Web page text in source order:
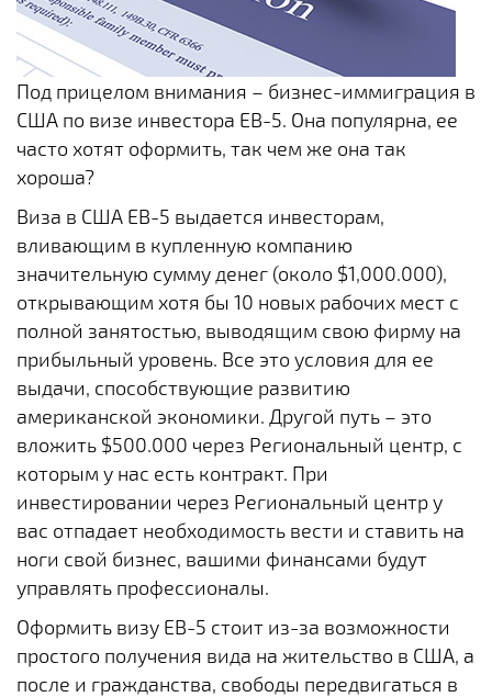
Под прицелом внимания – бизнес-иммиграция в
США по визе инвестора EB-5. Она популярна, ее
часто хотят оформить, так чем же она так
хороша?
Виза в США EB-5 выдается инвесторам,
вливающим в купленную компанию
значительную сумму денег (около $1,000.000),
открывающим хотя бы 10 новых рабочих мест с
полной занятостью, выводящим свою фирму на
прибыльный уровень. Все это условия для ее
выдачи, способствующие развитию
американской экономики. Другой путь – это
вложить $500.000 через Региональный центр, с
которым у нас есть контракт. При
инвестировании через Региональный центр у
вас отпадает необходимость вести и ставить на
ноги свой бизнес, вашими финансами будут
управлять профессионалы.
Оформить визу EB-5 стоит из-за возможности
простого получения вида на жительство в США, а
после и гражданства, свободы передвигаться в